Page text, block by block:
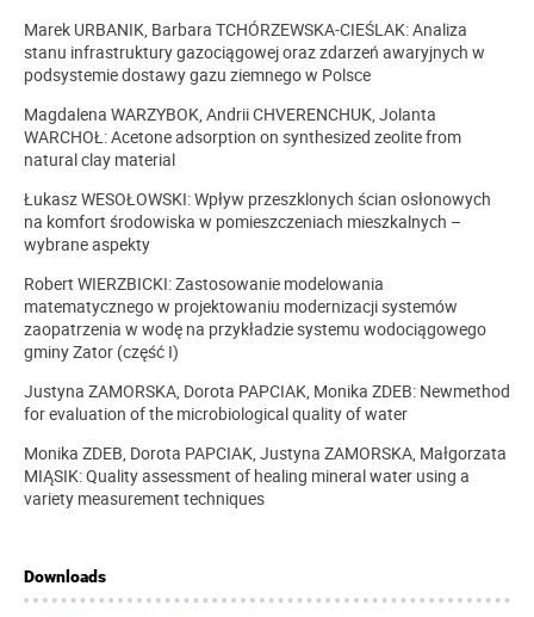
Marek URBANIK, Barbara TCHÓRZEWSKA-CIEŚLAK: Analiza
stanu infrastruktury gazociągowej oraz zdarzeń awaryjnych w
podsystemie dostawy gazu ziemnego w Polsce
Magdalena WARZYBOK, Andrii CHVERENCHUK, Jolanta
WARCHOŁ: Acetone adsorption on synthesized zeolite from
natural clay material
Łukasz WESOŁOWSKI: Wpływ przeszklonych ścian osłonowych
na komfort środowiska w pomieszczeniach mieszkalnych –
wybrane aspekty
Robert WIERZBICKI: Zastosowanie modelowania
matematycznego w projektowaniu modernizacji systemów
zaopatrzenia w wodę na przykładzie systemu wodociągowego
gminy Zator (część I)
Justyna ZAMORSKA, Dorota PAPCIAK, Monika ZDEB: Newmethod
for evaluation of the microbiological quality of water
Monika ZDEB, Dorota PAPCIAK, Justyna ZAMORSKA, Małgorzata
MIĄSIK: Quality assessment of healing mineral water using a
variety measurement techniques
Downloads